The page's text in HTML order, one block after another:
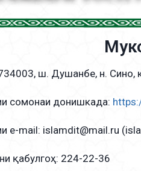
734003, ш. Душанбе, н. Сино,
сомонаи донишкада:
e-mail: islamdit@mail.ru
қабулгоҳ: 224-22-36